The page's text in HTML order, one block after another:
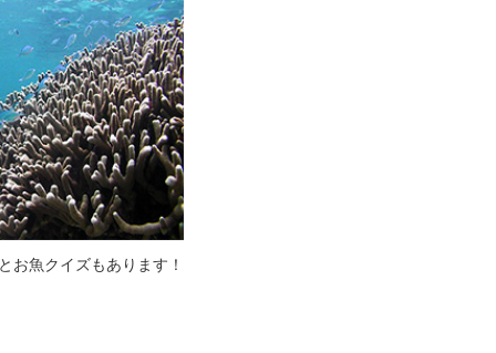
お魚クイズもあります！